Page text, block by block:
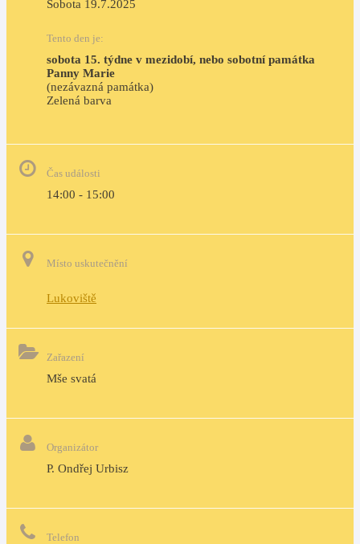
Sobota 19.7.2025
Tento den je:
sobota 15. týdne v mezidobí, nebo sobotní památka
Panny Marie
(nezávazná památka)
Zelená barva
Čas události
14:00 - 15:00
Místo uskutečnění
Lukoviště
Zařazení
Mše svatá
Organizátor
P. Ondřej Urbisz
Telefon